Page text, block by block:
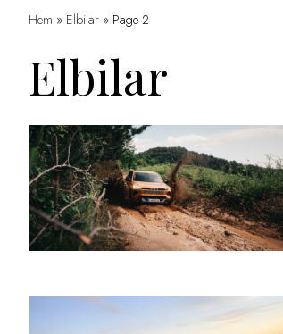
Hem » Elbilar » Page 2
Elbilar